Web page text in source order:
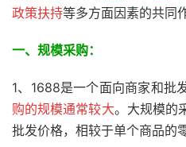
政策扶持等多方面因素的共同
一、规模采购：
1、1688是一个面向商家和批
购的规模通常较大。大规模的
批发价格，相较于单个商品的